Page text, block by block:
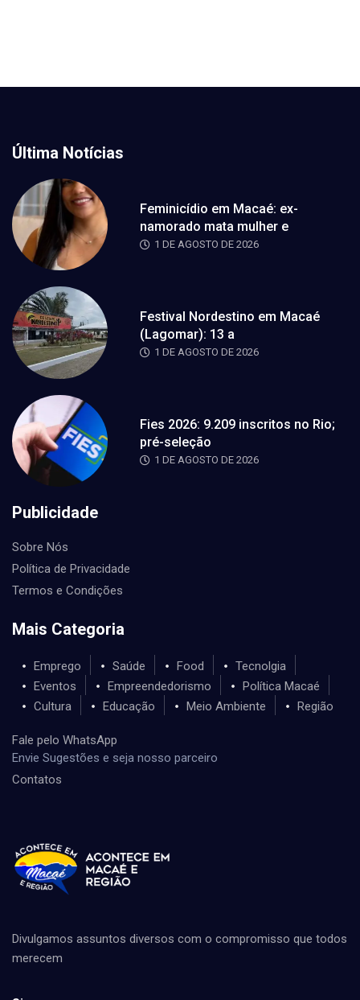
Última Notícias
Feminicídio em Macaé: ex-
namorado mata mulher e
1 DE AGOSTO DE 2026
Festival Nordestino em Macaé
(Lagomar): 13 a
1 DE AGOSTO DE 2026
Fies 2026: 9.209 inscritos no Rio;
pré-seleção
1 DE AGOSTO DE 2026
Publicidade
Sobre Nós
Política de Privacidade
Termos e Condições
Mais Categoria
Emprego Saúde Food
Tecnolgia
Eventos
Empreendedorismo
Política Macaé
Cultura
Educação Meio Ambiente Região
Fale pelo WhatsApp
Envie Sugestões e seja nosso parceiro
Contatos
Divulgamos assuntos diversos com o compromisso que todos
merecem